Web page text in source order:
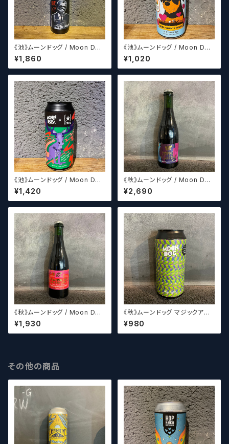
《池》ムーンドッグ / Moon Dog
XII
¥1,860
《池》ムーンドッグ / Moon Dog
Rescue All Stars(パッケージ
デザイン8種からランダムに発送
させていただきます。)
¥1,020
《池》ムーンドッグ / Moon Dog
Mooseroo
¥1,420
《秋》ムーンドッグ / Moon Dog
Jumping The Shark 2013
¥2,690
《秋》ムーンドッグ / Moon Dog
Jumping The Shark 2021
¥1,930
《秋》ムーンドッグ マジックアイP
A / Moon Dog Magic Eye P
A
¥980
その他の商品